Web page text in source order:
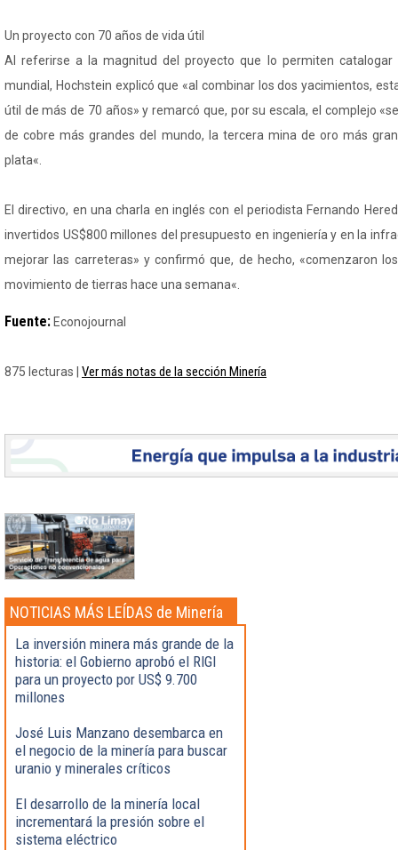
Un proyecto con 70 años de vida útil
Al referirse a la magnitud del proyecto que lo permiten
mundial, Hochstein explicó que «al combinar los dos yacimientos,
útil de más de 70 años» y remarcó que, por su escala, el complejo
de cobre más grandes del mundo, la tercera mina de oro más
plata«.
El directivo, en una charla en inglés con el periodista Fernando
invertidos US$800 millones del presupuesto en ingeniería y en la
mejorar las carreteras» y confirmó que, de hecho, «comenzaron
movimiento de tierras hace una semana«.
Fuente: Econojournal
875 lecturas | Ver más notas de la sección Minería
NOTICIAS MÁS LEÍDAS de Minería
La inversión minera más grande de la
historia: el Gobierno aprobó el RIGI
para un proyecto por US$ 9.700
millones
José Luis Manzano desembarca en
el negocio de la minería para buscar
uranio y minerales críticos
El desarrollo de la minería local
incrementará la presión sobre el
sistema eléctrico